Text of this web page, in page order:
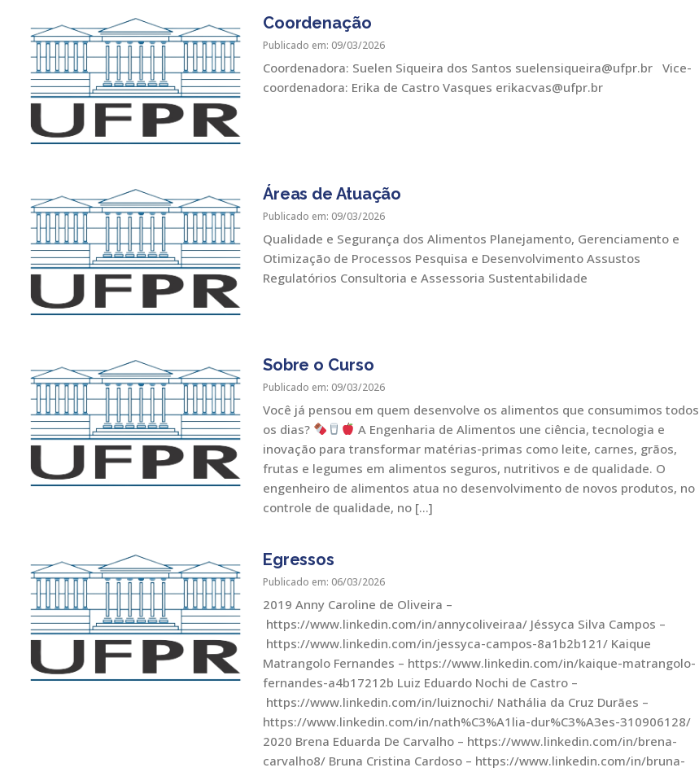
Coordenação
Publicado em: 09/03/2026
Coordenadora: Suelen Siqueira dos Santos suelensiqueira@ufpr.br Vice-
coordenadora: Erika de Castro Vasques erikacvas@ufpr.br
Áreas de Atuação
Publicado em: 09/03/2026
Qualidade e Segurança dos Alimentos Planejamento, Gerenciamento e
Otimização de Processos Pesquisa e Desenvolvimento Assustos
Regulatórios Consultoria e Assessoria Sustentabilidade
Sobre o Curso
Publicado em: 09/03/2026
Você já pensou em quem desenvolve os alimentos que consumimos todos
os dias?
A Engenharia de Alimentos une ciência, tecnologia e
inovação para transformar matérias-primas como leite, carnes, grãos,
frutas e legumes em alimentos seguros, nutritivos e de qualidade. O
engenheiro de alimentos atua no desenvolvimento de novos produtos, no
controle de qualidade, no […]
Egressos
Publicado em: 06/03/2026
2019 Anny Caroline de Oliveira –
https://www.linkedin.com/in/annycoliveiraa/ Jéssyca Silva Campos –
https://www.linkedin.com/in/jessyca-campos-8a1b2b121/ Kaique
Matrangolo Fernandes – https://www.linkedin.com/in/kaique-matrangolo-
fernandes-a4b17212b Luiz Eduardo Nochi de Castro –
https://www.linkedin.com/in/luiznochi/ Nathália da Cruz Durães –
https://www.linkedin.com/in/nath%C3%A1lia-dur%C3%A3es-310906128/
2020 Brena Eduarda De Carvalho – https://www.linkedin.com/in/brena-
carvalho8/ Bruna Cristina Cardoso – https://www.linkedin.com/in/bruna-